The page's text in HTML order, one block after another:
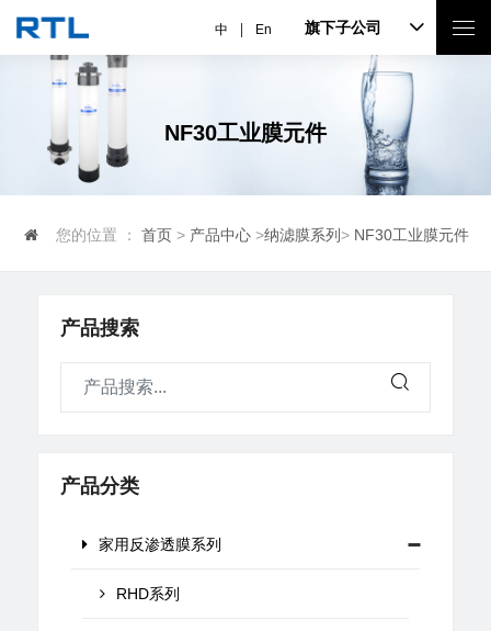
中 En 旗下子公司
NF30工业膜元件
您的位置 ：首页 > 产品中心 >纳滤膜系列> NF30工业膜元件
产品搜索
产品分类
家用反渗透膜系列
RHD系列